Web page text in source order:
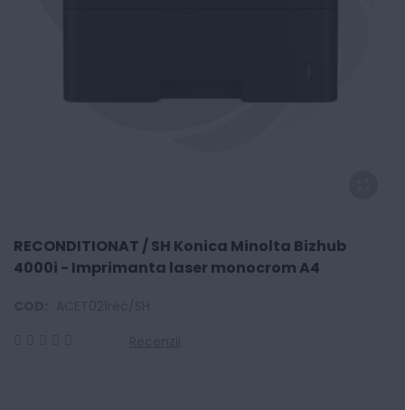
RECONDITIONAT / SH Konica Minolta Bizhub
4000i - Imprimanta laser monocrom A4